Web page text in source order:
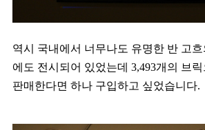
역시 국내에서 너무나도 유명한 반 고
에도 전시되어 있었는데 3,493개의 브
판매한다면 하나 구입하고 싶었습니다.